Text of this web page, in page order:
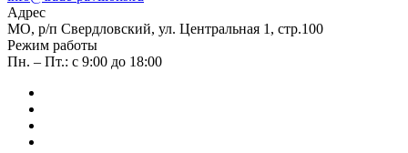
Адрес
МО, р/п Свердловский, ул. Центральная 1, стр.100
Режим работы
Пн. – Пт.: с 9:00 до 18:00